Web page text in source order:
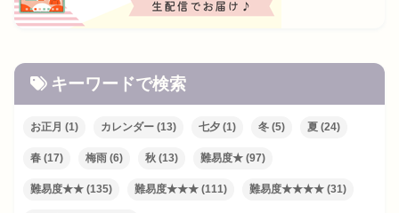
キーワードで検索
お正月 (1) カレンダー (13) 七夕 (1) 冬 (5) 夏 (24)
春 (17) 梅雨 (6) 秋 (13) 難易度★ (97)
難易度★★ (135) 難易度★★★ (111) 難易度★★★★ (31)